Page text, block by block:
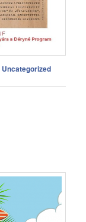
Uncategorized